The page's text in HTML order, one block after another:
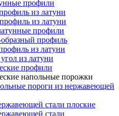
профили
из латуни
из латуни
профили
профиль
из латуни
из латуни
профили
напольные порожки
пороги из нержавеющей
стали плоские
стали